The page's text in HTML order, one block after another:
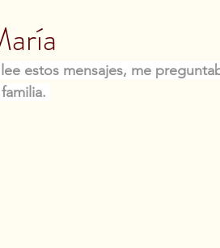
estos mensajes, me